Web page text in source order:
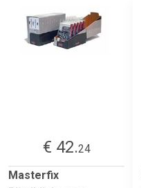
€ 42.24
Masterfix